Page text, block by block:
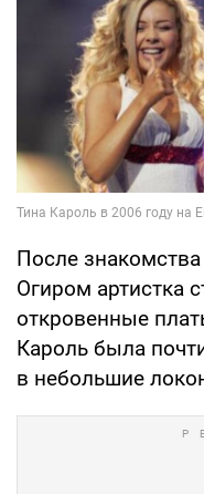
После
Огиром артистка
откровенные
Кароль была
в небольшие